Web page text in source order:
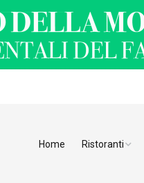
Home Ristoranti